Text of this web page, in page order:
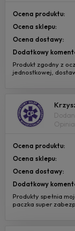
Ocena produktu:
Ocena sklepu:
Ocena dostawy:
Dodatkowy
Produkt zgodny z
jednostkowej,
Ocena produktu:
Ocena sklepu:
Ocena dostawy:
Dodatkowy
Produkty spełnia
paczka super